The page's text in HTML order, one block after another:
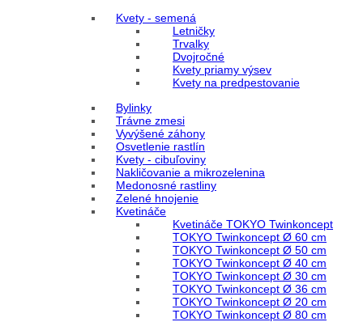
Kvety - semená
Letničky
Trvalky
Dvojročné
Kvety priamy výsev
Kvety na predpestovanie
Bylinky
Trávne zmesi
Vyvýšené záhony
Osvetlenie rastlín
Kvety - cibuľoviny
Nakličovanie a mikrozelenina
Medonosné rastliny
Zelené hnojenie
Kvetináče
Kvetináče TOKYO Twinkoncept
TOKYO Twinkoncept Ø 60 cm
TOKYO Twinkoncept Ø 50 cm
TOKYO Twinkoncept Ø 40 cm
TOKYO Twinkoncept Ø 30 cm
TOKYO Twinkoncept Ø 36 cm
TOKYO Twinkoncept Ø 20 cm
TOKYO Twinkoncept Ø 80 cm